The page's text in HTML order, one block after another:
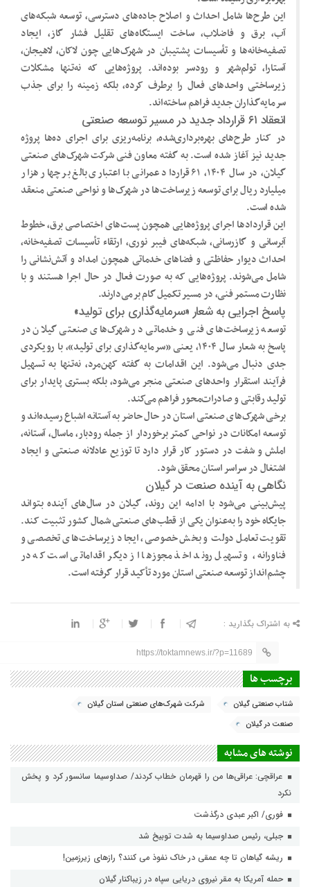
این طرح‌ها شامل احداث و اصلاح جاده‌های دسترسی، توسعه شبکه‌های
آب، برق و فاضلاب، ساخت ایستگاه‌های تقلیل فشار گاز، ایجاد
تصفیه‌خانه‌ها و تأسیسات پشتیبان در شهرک‌هایی چون لاکان، لاهیجان،
آستارا، تولم‌شهر و رودسر بوده‌اند. پروژه‌هایی که نه‌تنها مشکلات
زیرساختی واحدهای فعال را برطرف کرده، بلکه زمینه را برای جذب
سرمایه‌گذاران جدید فراهم ساخته‌اند.
انعقاد ۶۱ قرارداد جدید در مسیر توسعه صنعتی
در کنار طرح‌های بهره‌برداری‌شده، برنامه‌ریزی برای اجرای ده‌ها پروژه
جدید نیز آغاز شده است. به گفته معاون فنی شرکت شهرک‌های صنعتی
گیلان، در سال ۱۴۰۴، ۶۱ قرارداد عمرانی با اعتباری بالغ بر چهار هزار
میلیارد ریال برای توسعه زیرساخت‌ها در شهرک‌ها و نواحی صنعتی منعقد
شده است.
این قراردادها اجرای پروژه‌هایی همچون پست‌های اختصاصی برق، خطوط
آبرسانی و گازرسانی، شبکه‌های فیبر نوری، ارتقاء تأسیسات تصفیه‌خانه،
احداث دیوار حفاظتی و فضاهای خدماتی همچون امداد و آتش‌نشانی را
شامل می‌شوند. پروژه‌هایی که به صورت فعال در حال اجرا هستند و با
نظارت مستمر فنی، در مسیر تکمیل گام برمی‌دارند.
پاسخ اجرایی به شعار «سرمایه‌گذاری برای تولید»
توسعه زیرساخت‌های فنی و خدماتی در شهرک‌های صنعتی گیلان در
پاسخ به شعار سال ۱۴۰۴، یعنی «سرمایه‌گذاری برای تولید»، با رویکردی
جدی دنبال می‌شود. این اقدامات به گفته کهن‌مرد، نه‌تنها به تسهیل
فرآیند استقرار واحدهای صنعتی منجر می‌شود، بلکه بستری پایدار برای
تولید رقابتی و صادرات‌محور فراهم می‌کند.
برخی شهرک‌های صنعتی استان در حال حاضر به آستانه اشباع رسیده‌اند و
توسعه امکانات در نواحی کمتر برخوردار از جمله رودبار، ماسال، آستانه،
املش و شفت در دستور کار قرار دارد تا توزیع عادلانه صنعتی و ایجاد
اشتغال در سراسر استان محقق شود.
نگاهی به آینده صنعت در گیلان
پیش‌بینی می‌شود با ادامه این روند، گیلان در سال‌های آینده بتواند
جایگاه خود را به‌عنوان یکی از قطب‌های صنعتی شمال کشور تثبیت کند.
تقویت تعامل دولت و بخش خصوصی، ایجاد زیرساخت‌های تخصصی و
فناورانه، و تسهیل روند اخذ مجوزها از دیگر اقداماتی است که در
چشم‌انداز توسعه صنعتی استان مورد تأکید قرار گرفته است.
به اشتراک بگذارید :
https://toktamnews.ir/?p=11689
برچسب ها
شتاب صنعتی گیلان
شرکت شهرک‌های صنعتی استان گیلان
صنعت در گیلان
نوشته های مشابه
عراقچی: عراقی‌ها من را قهرمان خطاب کردند/ صداوسیما سانسور کرد و پخش
نکرد
فوری/ اکبر عبدی درگذشت
جبلی، رئیس صداوسیما به شدت توبیخ شد
ریشه گیاهان تا چه عمقی در خاک نفوذ می کنند؟ رازهای زیرزمین!
حمله آمریکا به مقر نیروی دریایی سپاه در زیباکنار گیلان